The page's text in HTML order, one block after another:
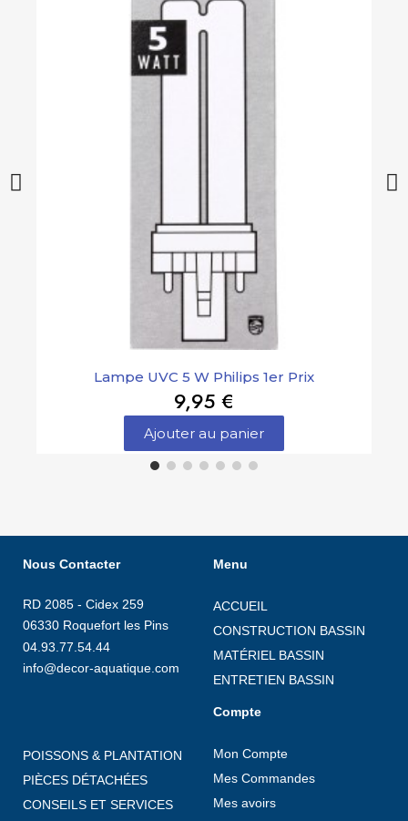
Lampe UVC 5 W Philips 1er Prix
9,95 €
Ajouter au panier
Nous Contacter
RD 2085 - Cidex 259
06330 Roquefort les Pins
04.93.77.54.44
info@decor-aquatique.com
Menu
ACCUEIL
CONSTRUCTION BASSIN
MATÉRIEL BASSIN
ENTRETIEN BASSIN
POISSONS & PLANTATION
PIÈCES DÉTACHÉES
CONSEILS ET SERVICES
Compte
Mon Compte
Mes Commandes
Mes avoirs